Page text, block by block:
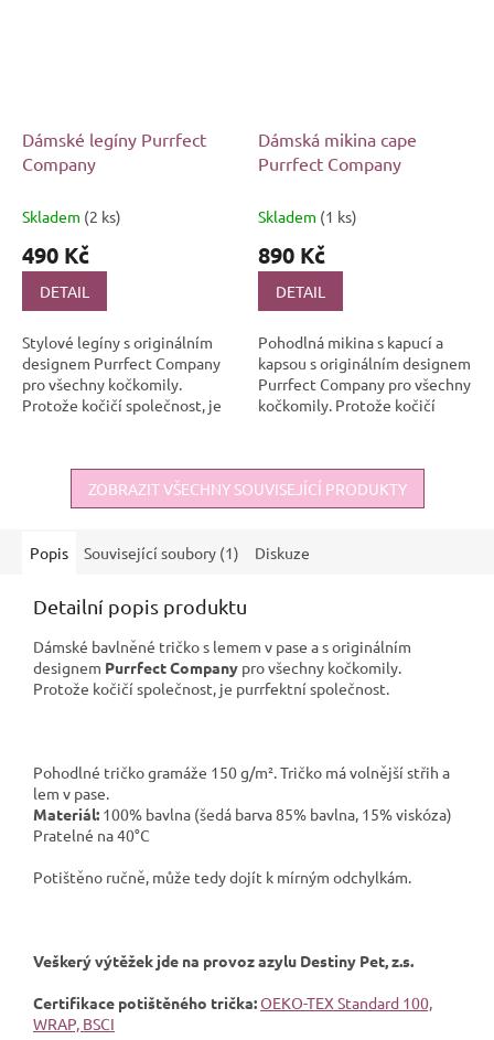
Dámské legíny Purrfect
Company
Skladem (2 ks)
490 Kč
DETAIL
Stylové legíny s originálním
designem Purrfect Company
pro všechny kočkomily.
Protože kočičí společnost, je
Dámská mikina cape
Purrfect Company
Skladem (1 ks)
890 Kč
DETAIL
Pohodlná mikina s kapucí a
kapsou s originálním designem
Purrfect Company pro všechny
kočkomily. Protože kočičí
ZOBRAZIT VŠECHNY SOUVISEJÍCÍ PRODUKTY
Popis Související soubory (1) Diskuze
Detailní popis produktu
Dámské bavlněné tričko s lemem v pase a s originálním
designem Purrfect Company pro všechny kočkomily.
Protože kočičí společnost, je purrfektní společnost.
Pohodlné tričko gramáže 150 g/m². Tričko má volnější střih a
lem v pase.
Materiál: 100% bavlna (šedá barva 85% bavlna, 15% viskóza)
Pratelné na 40°C
Potištěno ručně, může tedy dojít k mírným odchylkám.
Veškerý výtěžek jde na provoz azylu Destiny Pet, z.s.
Certifikace potištěného trička:OEKO-TEX Standard 100,
WRAP, BSCI